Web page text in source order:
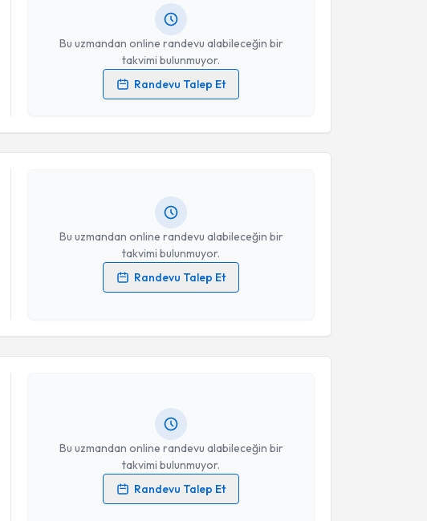
Bu uzmandan online randevu alabileceğin bir
takvimi bulunmuyor.
Randevu Talep Et
Kişisel verilerimin işlenmesine ilişkinAydınlatma Metni
işlenmesini kabul ediyorum.
Bu uzmandan online randevu alabileceğin bir
takvimi bulunmuyor.
Randevu Talep Et
Randevu Takvimi Talebi
Uzm. Psk. Muhammed Kocaoğluiçin randevu takvimi talebi
oluşturun. Size bu uzmandan randevu almanız için bir takvim
Kişisel verilerimin işlenmesine ilişkinAydınlatma Metni
Bu uzmandan online randevu alabileceğin bir
takvimi bulunmuyor.
Randevu Talep Et
Kişisel verilerimin işlenmesine ilişkinAydınlatma Metni